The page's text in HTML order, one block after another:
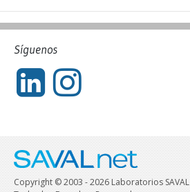
Síguenos
Copyright © 2003 - 2026 Laboratorios SAVAL